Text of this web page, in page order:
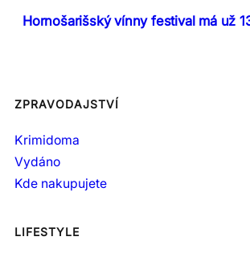
Hornošarišský vínny festival má už
ZPRAVODAJSTVÍ
Krimidoma
Vydáno
Kde nakupujete
LIFESTYLE